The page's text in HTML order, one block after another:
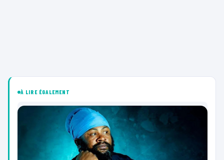
À LIRE ÉGALEMENT